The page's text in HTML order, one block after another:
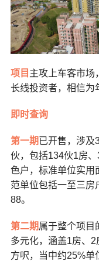
项目 主攻上车客市场
长线投资者，相信为
即时查询
第一期 已开售，涉及
伙，包括134伙1房
色户，标准单位实用
范单位包括一至三房
88。
第二期属于整个项目
多元化，涵盖1房、
方呎，当中约25%单